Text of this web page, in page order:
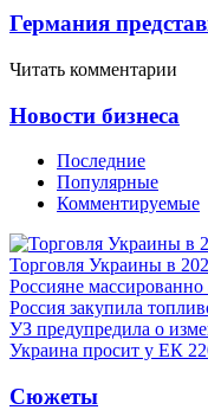
Германия
Читать комментарии
Новости бизнеса
Последние
Популярные
Комментируемые
Торговля Украины в
Россияне
Россия закупила
УЗ предупредила о
Украина просит у ЕК
Сюжеты